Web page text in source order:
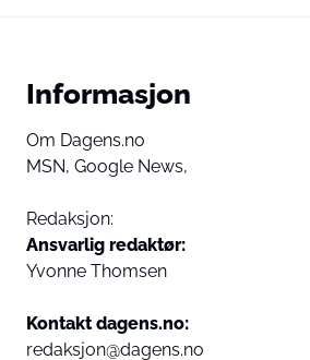
Informasjon
Om Dagens.no
MSN, Google News,
Redaksjon:
Ansvarlig redaktør:
Yvonne Thomsen
Kontakt dagens.no:
redaksjon@dagens.no